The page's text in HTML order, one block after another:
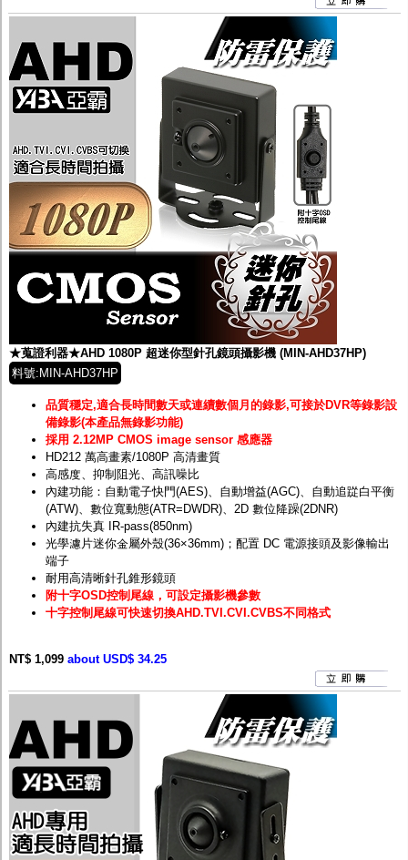
★蒐證利器★AHD 1080P 超迷你型針孔鏡頭攝影機 (MIN-AHD37HP)
料號:MIN-AHD37HP
品質穩定,適合長時間數天或連續數個月的錄影,可接於DVR等錄影設
備錄影(本產品無錄影功能)
採用 2.12MP CMOS image sensor 感應器
HD212 萬高畫素/1080P 高清畫質
高感度、抑制阻光、高訊噪比
內建功能：自動電子快門(AES)、自動增益(AGC)、自動追踨白平衡
(ATW)、數位寬動態(ATR=DWDR)、2D 數位降躁(2DNR)
內建抗失真 IR-pass(850nm)
光學濾片迷你金屬外殼(36×36mm)；配置 DC 電源接頭及影像輸出
端子
耐用高清晰針孔錐形鏡頭
附十字OSD控制尾線，可設定攝影機參數
十字控制尾線可快速切換AHD.TVI.CVI.CVBS不同格式
NT$ 1,099 about USD$ 34.25